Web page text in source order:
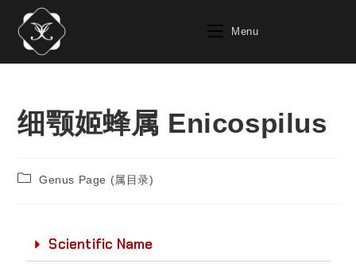
Menu
细颚姬蜂属 Enicospilus
Genus Page (属目录)
Scientific Name